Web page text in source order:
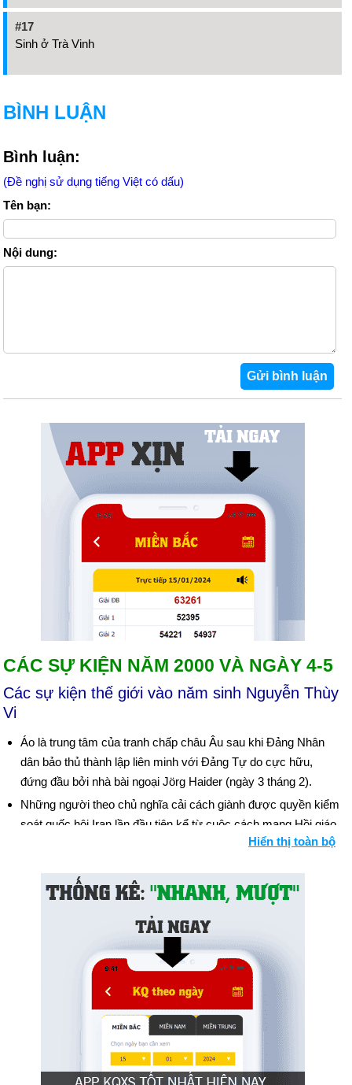
#17
Sinh ở Trà Vinh
BÌNH LUẬN
Bình luận:
(Đề nghị sử dụng tiếng Việt có dấu)
Tên bạn:
Nội dung:
CÁC SỰ KIỆN NĂM 2000 VÀ NGÀY 4-5
Các sự kiện thế giới vào năm sinh Nguyễn Thùy
Vi
Áo là trung tâm của tranh chấp châu Âu sau khi Đảng Nhân
dân bảo thủ thành lập liên minh với Đảng Tự do cực hữu,
đứng đầu bởi nhà bài ngoại Jörg Haider (ngày 3 tháng 2).
Những người theo chủ nghĩa cải cách giành được quyền kiểm
soát quốc hội Iran lần đầu tiên kể từ cuộc cách mạng Hồi giáo
quốc hội Bắc Ireland mới thành lập; tranh chấp lớn về việc IRA
từ chối giải giáp vũ khí (từ tháng 2 đến tháng 5).
Cựu tổng thống Indonesia Suharto bị quản thúc tại gia, bị buộc
tội tham nhũng và lạm dụng quyền lực (ngày 29 tháng 5).
Các tổng thống của Triều Tiên và Hàn Quốc ký hiệp định hòa
bình và ít nhất là về mặt biểu tượng, chấm dứt nửa thế kỷ đối
kháng (ngày 13 tháng 6).
Vicente Fox Quesada được bầu làm tổng thống Mexico, chấm
dứt 71 năm độc đảng cầm quyền của Đảng Cách mạng Thể
chế (PRI) (ngày 2 tháng 7).
Hiển thị toàn bộ